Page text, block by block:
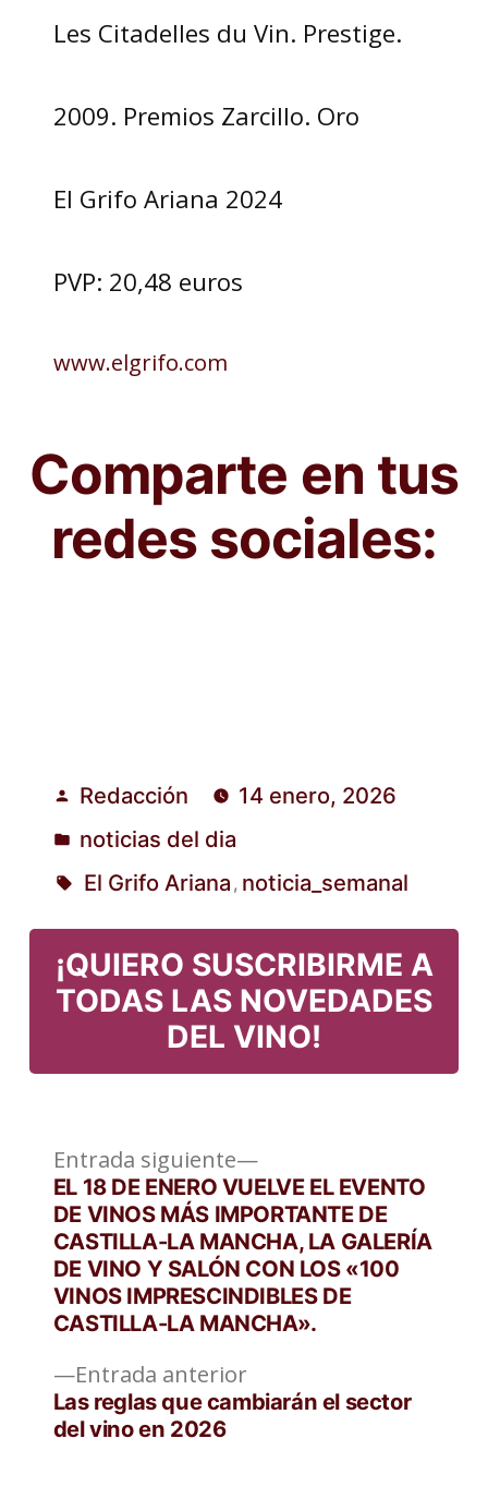
Les Citadelles du Vin. Prestige.
2009. Premios Zarcillo. Oro
El Grifo Ariana 2024
PVP: 20,48 euros
www.elgrifo.com
Comparte en tus
redes sociales:
Publicado
por
Redacción 14 enero, 2026
Publicado
en
noticias del dia
El Grifo Ariana , noticia_semanal
¡QUIERO SUSCRIBIRME A
TODAS LAS NOVEDADES
DEL VINO!
Navegación
de
entradas
Entrada anteriorEntrada
anterior:
Las reglas que cambiarán el sector
del vino en 2026
Entrada siguiente
Entrada
siguiente:
EL 18 DE ENERO VUELVE EL EVENTO
DE VINOS MÁS IMPORTANTE DE
CASTILLA-LA MANCHA, LA GALERÍA
DE VINO Y SALÓN CON LOS «100
VINOS IMPRESCINDIBLES DE
CASTILLA-LA MANCHA».